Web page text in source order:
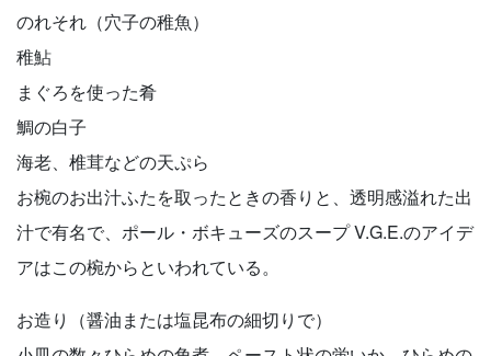
のれそれ（穴子の稚魚）
稚鮎
まぐろを使った肴
鯛の白子
海老、椎茸などの天ぷら
お椀のお出汁ふたを取ったときの香りと、透明感溢れた出
汁で有名で、ポール・ボキューズのスープ V.G.E.のアイデ
アはこの椀からといわれている。
お造り（醤油または塩昆布の細切りで）